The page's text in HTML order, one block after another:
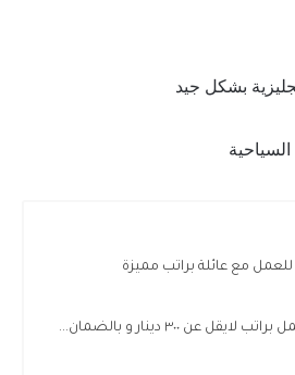
بشكل جيد
مع عائلة براتب مميزة
عن ٣٠٠ دينار و بالضمان...